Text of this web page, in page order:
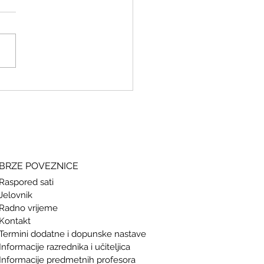
BRZE POVEZNICE
Raspored sati
Radno vrijeme
Kontakt
dodatne i dopunske nastave
Informacije razrednika i učiteljica
Informacije predmetnih profesora